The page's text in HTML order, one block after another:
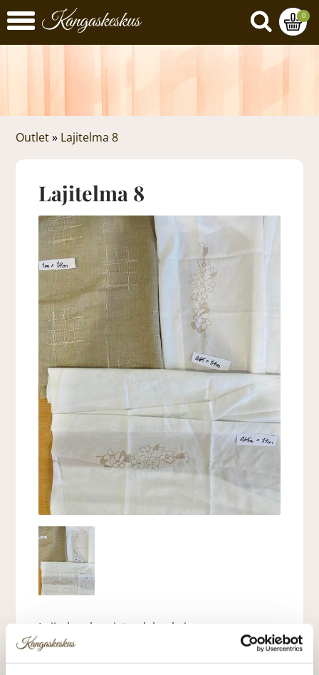
0
Outlet » Lajitelma 8
Lajitelma 8
Lajitelma kevyitä palakankaita,
kangaspalojen koot näet kuvassa kankaan
päällä olevasta lapusta